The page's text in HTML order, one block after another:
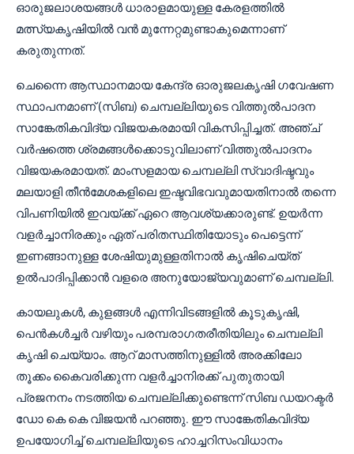
ഓരുജലാശയങ്ങൾ ധാരാളമായുള്ള കേരളത്തിൽ
മത്സ്യകൃഷിയിൽ വൻ മുന്നേറ്റമുണ്ടാകുമെന്നാണ്
കരുതുന്നത്.
ചെന്നൈ ആസ്ഥാനമായ കേന്ദ്ര ഓരുജലകൃഷി ഗവേഷണ
സ്ഥാപനമാണ് (സിബ) ചെമ്പല്ലിയുടെ വിത്തുൽപാദന
സാങ്കേതികവിദ്യ വിജയകരമായി വികസിപ്പിച്ചത്. അഞ്ച്
വർഷത്തെ ശ്രമങ്ങൾക്കൊടുവിലാണ് വിത്തുൽപാദനം
വിജയകരമായത്. മാംസളമായ ചെമ്പല്ലി സ്വാദിഷ്ടവും
മലയാളി തീൻമേശകളിലെ ഇഷ്ടവിഭവവുമായതിനാൽ തന്നെ
വിപണിയിൽ ഇവയ്ക്ക് ഏറെ ആവശ്യക്കാരുണ്ട്. ഉയർന്ന
വളർച്ചാനിരക്കും ഏത് പരിതസ്ഥിതിയോടും പെട്ടെന്ന്
ഇണങ്ങാനുള്ള ശേഷിയുമുള്ളതിനാൽ കൃഷിചെയ്ത്
ഉൽപാദിപ്പിക്കാൻ വളരെ അനുയോജ്യവുമാണ് ചെമ്പല്ലി.
കായലുകൾ, കുളങ്ങൾ എന്നിവിടങ്ങളിൽ കൂടുകൃഷി,
പെൻകൾച്ചർ വഴിയും പരമ്പരാഗതരീതിയിലും ചെമ്പല്ലി
കൃഷി ചെയ്യാം. ആറ് മാസത്തിനുള്ളിൽ അരക്കിലോ
തൂക്കം കൈവരിക്കുന്ന വളർച്ചാനിരക്ക് പുതുതായി
പ്രജനനം നടത്തിയ ചെമ്പല്ലിക്കുണ്ടെന്ന് സിബ ഡയറക്ടർ
ഡോ കെ കെ വിജയൻ പറഞ്ഞു. ഈ സാങ്കേതികവിദ്യ
ഉപയോഗിച്ച് ചെമ്പല്ലിയുടെ ഹാച്ചറിസംവിധാനം